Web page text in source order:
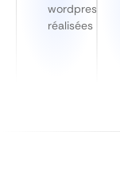
wordpress
réalisées